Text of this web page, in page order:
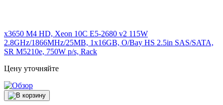
x3650 M4 HD, Xeon 10C E5-2680 v2 115W
2.8GHz/1866MHz/25MB, 1x16GB, O/Bay HS 2.5in SAS/SATA,
SR M5210e, 750W p/s, Rack
Цену уточняйте